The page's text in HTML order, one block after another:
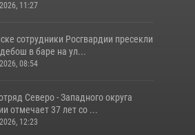
11:27
сотрудники Росгвардии пресекли
в баре на ул...
08:54
Северо - Западного округа
отмечает 37 лет со ...
12:23